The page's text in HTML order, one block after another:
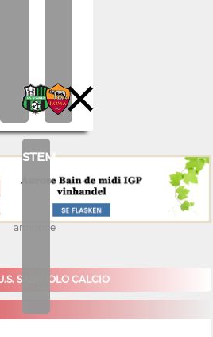
STEM
annonce
SASSUOLO CALCIO